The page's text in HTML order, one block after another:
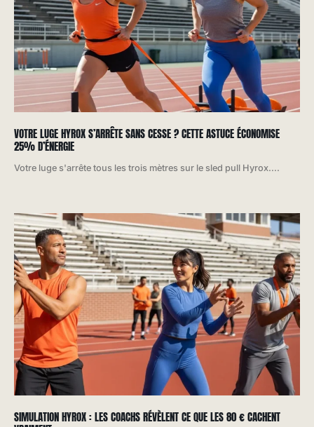
VOTRE LUGE HYROX S’ARRÊTE SANS CESSE ? CETTE ASTUCE ÉCONOMISE
25% D’ÉNERGIE
Votre luge s'arrête tous les trois mètres sur le sled pull Hyrox....
SIMULATION HYROX : LES COACHS RÉVÈLENT CE QUE LES 80 € CACHENT